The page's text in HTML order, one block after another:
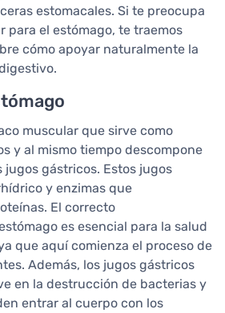
estomacales. Si te preocupa
para el estómago, te traemos
cómo apoyar naturalmente la
muscular que sirve como
y al mismo tiempo descompone
jugos gástricos. Estos jugos
y enzimas que
El correcto
es esencial para la salud
que aquí comienza el proceso de
Además, los jugos gástricos
en la destrucción de bacterias y
entrar al cuerpo con los